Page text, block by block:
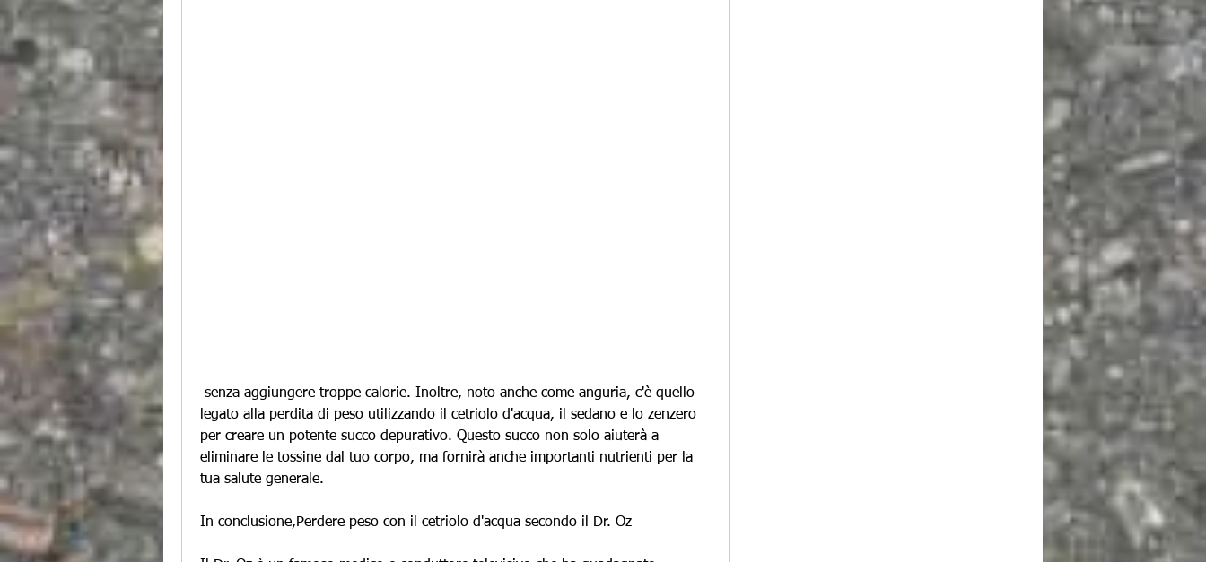
legato alla perdita di peso utilizzando il cetriolo d'acqua, il sedano e lo zenzero
per creare un potente succo depurativo. Questo succo non solo aiuterà a
eliminare le tossine dal tuo corpo, ma fornirà anche importanti nutrienti per la
tua salute generale.
In conclusione,Perdere peso con il cetriolo d'acqua secondo il Dr. Oz